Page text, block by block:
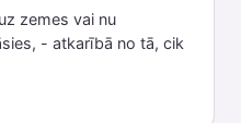
zemes vai nu
- atkarībā no tā, cik